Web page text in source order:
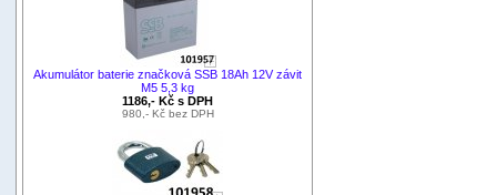
Akumulátor baterie značková SSB 18Ah 12V závit
M5 5,3 kg
1186,- Kč s DPH
980,- Kč bez DPH